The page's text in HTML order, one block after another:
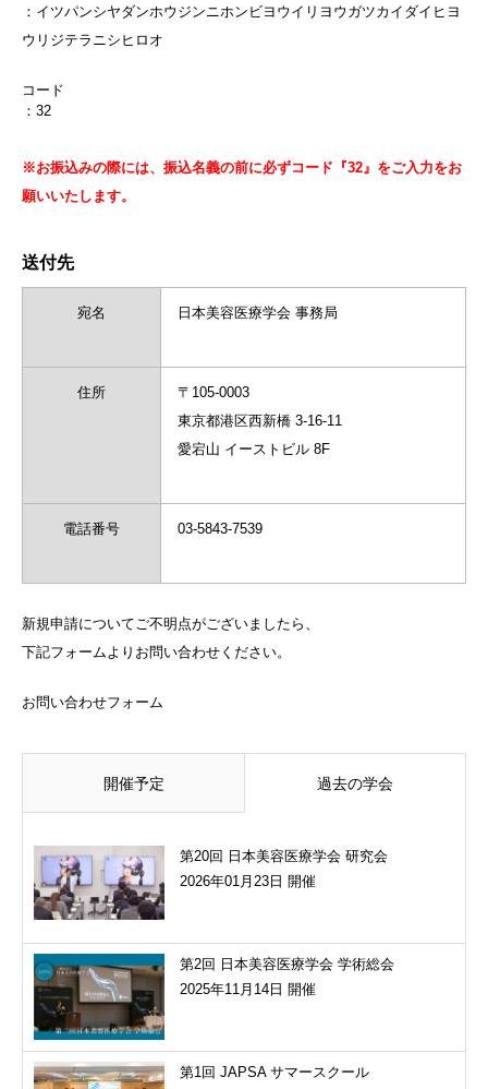
：イツパンシヤダンホウジンニホンビヨウイリヨウガツカイダイヒヨ
ウリジテラニシヒロオ
コード
：32
※お振込みの際には、振込名義の前に必ずコード『32』をご入力をお
願いいたします。
送付先
宛名 日本美容医療学会 事務局
住所
〒105-0003
東京都港区西新橋 3-16-11
愛宕山 イーストビル 8F
電話番号 03-5843-7539
新規申請についてご不明点がございましたら、
下記フォームよりお問い合わせください。
お問い合わせフォーム
開催予定 過去の学会
第20回 日本美容医療学会 研究会
2026年01月23日 開催
第2回 日本美容医療学会 学術総会
2025年11月14日 開催
第1回 JAPSA サマースクール